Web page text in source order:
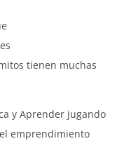
tienen muchas
y Aprender jugando
emprendimiento